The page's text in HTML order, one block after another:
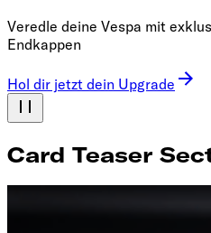
Veredle deine Vespa mit
Endkappen
Hol dir jetzt dein Upgrade
Card Teaser